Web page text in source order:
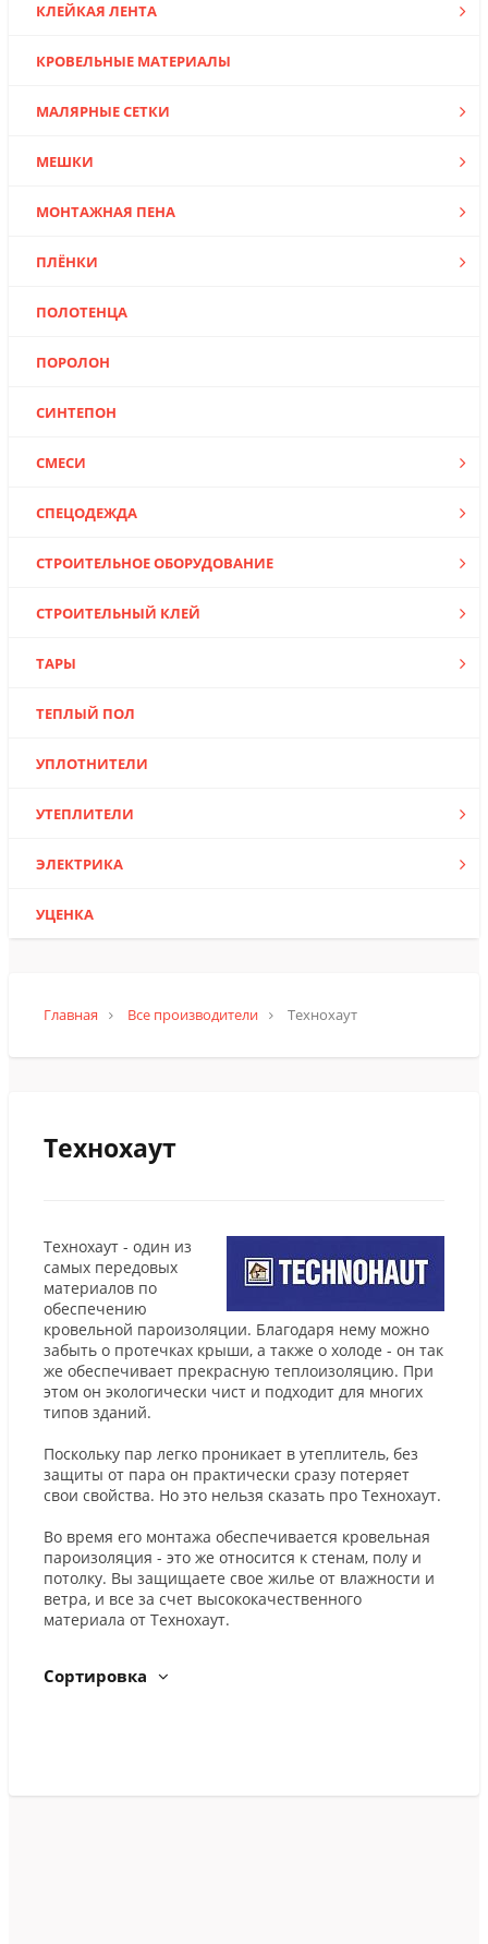
КЛЕЙКАЯ ЛЕНТА
КРОВЕЛЬНЫЕ МАТЕРИАЛЫ
МАЛЯРНЫЕ СЕТКИ
МЕШКИ
МОНТАЖНАЯ ПЕНА
ПЛЁНКИ
ПОЛОТЕНЦА
ПОРОЛОН
СИНТЕПОН
СМЕСИ
СПЕЦОДЕЖДА
СТРОИТЕЛЬНОЕ ОБОРУДОВАНИЕ
СТРОИТЕЛЬНЫЙ КЛЕЙ
ТАРЫ
ТЕПЛЫЙ ПОЛ
УПЛОТНИТЕЛИ
УТЕПЛИТЕЛИ
ЭЛЕКТРИКА
УЦЕНКА
Главная Все производители Технохаут
Технохаут
Технохаут - один из
самых передовых
материалов по
обеспечению
кровельной пароизоляции. Благодаря нему можно
забыть о протечках крыши, а также о холоде - он так
же обеспечивает прекрасную теплоизоляцию. При
этом он экологически чист и подходит для многих
типов зданий.
Поскольку пар легко проникает в утеплитель, без
защиты от пара он практически сразу потеряет
свои свойства. Но это нельзя сказать про Технохаут.
Во время его монтажа обеспечивается кровельная
пароизоляция - это же относится к стенам, полу и
потолку. Вы защищаете свое жилье от влажности и
ветра, и все за счет высококачественного
материала от Технохаут.
Сортировка